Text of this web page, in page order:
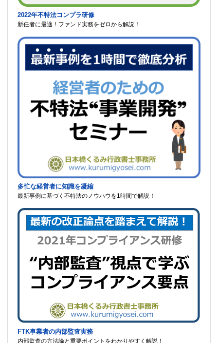
2022年不特法コンプラ研修
新任者に最適！ファンド実務をゼロから解説！
多忙な経営者に知識を凝縮
最新事例に基づく不特法のノウハウを1時間で解説！
FTK事業者の内部監査実務
内部監査の方法論と重要ポイントをわかりやすく解説！